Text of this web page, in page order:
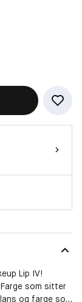
IV!
som sitter
og farge som